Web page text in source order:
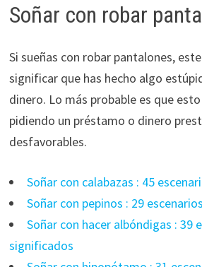
Soñar con robar
Si sueñas con robar pantalones,
significar que has hecho algo
dinero. Lo más probable es que
pidiendo un préstamo o dinero
desfavorables.
Soñar con calabazas : 45
Soñar con pepinos : 29
Soñar con hacer albóndigas : 39
significados